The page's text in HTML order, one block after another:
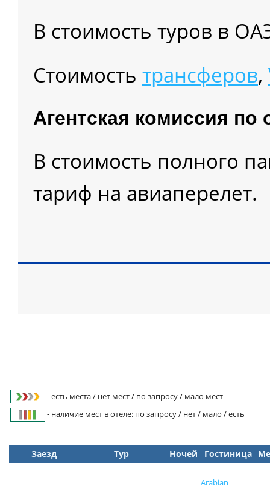
В стоимость туров в
Cтоимость трансферов,
Агентская комиссия по
В стоимость полного
тариф на авиаперелет.
- есть места / нет мест / по запросу / мало мест
- наличие мест в отеле: по запросу / нет / мало / есть
Заезд Тур Ночей Гостиница
Arabian